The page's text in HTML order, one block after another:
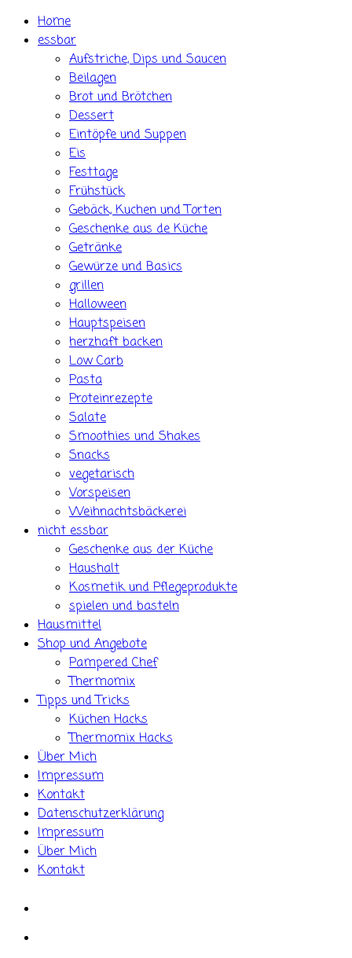
Skip Home
essbar
Aufstriche, Dips und Saucen
Beilagen
Brot und Brötchen
Dessert
Eintöpfe und Suppen
Eis
Festtage
Frühstück
Gebäck, Kuchen und Torten
Geschenke aus de Küche
Getränke
Gewürze und Basics
grillen
Halloween
Hauptspeisen
herzhaft backen
Low Carb
Pasta
Proteinrezepte
Salate
Smoothies und Shakes
Snacks
vegetarisch
Vorspeisen
Weihnachtsbäckerei
nicht essbar
Geschenke aus der Küche
Haushalt
Kosmetik und Pflegeprodukte
spielen und basteln
Hausmittel
Shop und Angebote
Pampered Chef
Thermomix
Tipps und Tricks
Küchen Hacks
Thermomix Hacks
Über Mich
Impressum
Kontakt
Datenschutzerklärung
Impressum
Über Mich
Kontakt